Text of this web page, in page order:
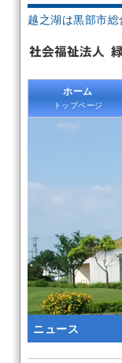
越之湖は黒部市
ホーム
トップページ
ニュース